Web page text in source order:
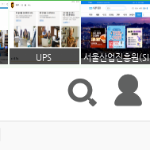
UPS 서울산업진흥원